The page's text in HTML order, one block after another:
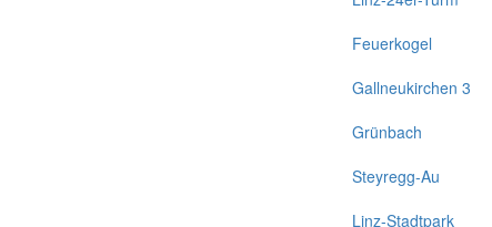
Feuerkogel
Gallneukirchen 3
Grünbach
Steyregg-Au
Linz-Stadtpark